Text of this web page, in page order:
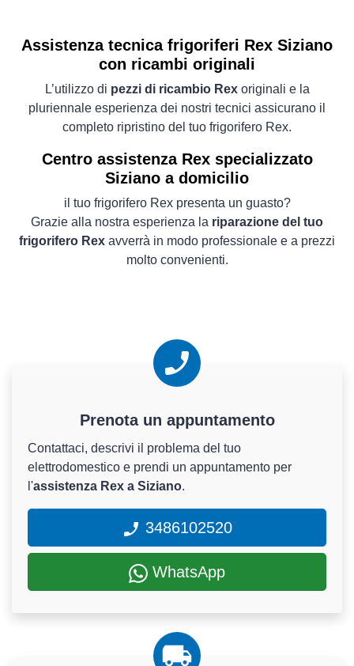
Assistenza tecnica frigoriferi Rex Siziano
con ricambi originali
L’utilizzo di pezzi di ricambio Rexoriginali e la
pluriennale esperienza dei nostri tecnici assicurano il
completo ripristino del tuo frigorifero Rex.
Centro assistenza Rex specializzato
Siziano a domicilio
il tuo frigorifero Rex presenta un guasto?
Grazie alla nostra esperienza la riparazione del tuo
frigorifero Rex avverrà in modo professionale e a prezzi
molto convenienti.
Prenota un appuntamento
Contattaci, descrivi il problema del tuo
elettrodomestico e prendi un appuntamento per
l'assistenza Rex a Siziano.
3486102520
WhatsApp